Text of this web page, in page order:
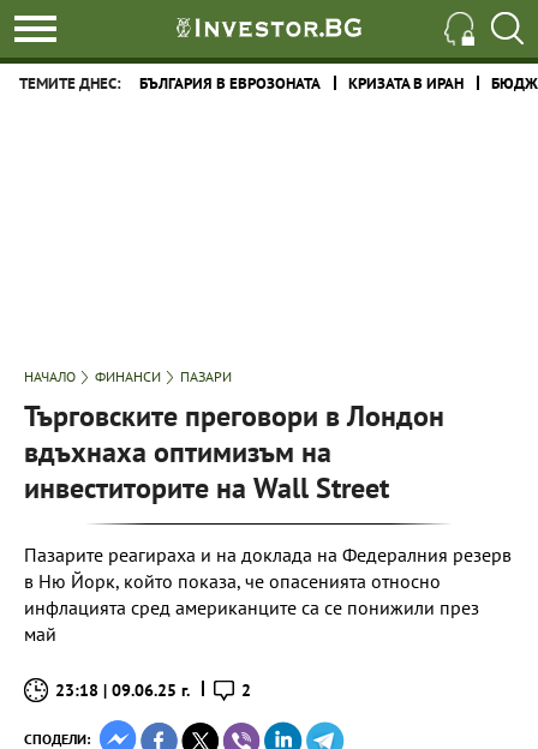
ТЕМИТЕ ДНЕС: БЪЛГАРИЯ В ЕВРОЗОНАТА КРИЗАТА В ИРАН
НАЧАЛО ФИНАНСИ ПАЗАРИ
Търговските преговори в Лондон
вдъхнаха оптимизъм на
инвеститорите на Wall Street
Пазарите реагираха и на доклада на Федералния резерв
в Ню Йорк, който показа, че опасенията относно
инфлацията сред американците са се понижили през
май
23:18 | 09.06.25 г. 2
СПОДЕЛИ: